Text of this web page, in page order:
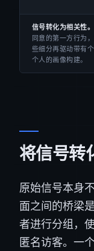
信号转化为相关性。
同意的第一方行为
些细分再驱动带有
个人的画像构建。
将信号转
原始信号本身
面之间的桥梁
者进行分组，
匿名访客。一